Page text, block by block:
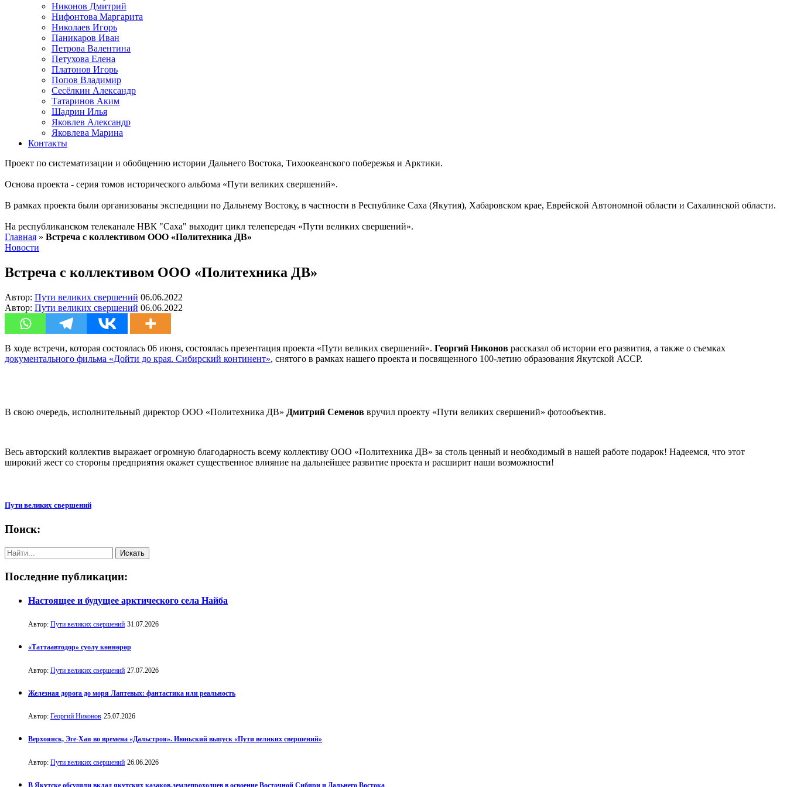
Никонов Дмитрий
Нифонтова Маргарита
Николаев Игорь
Паникаров Иван
Петрова Валентина
Петухова Елена
Платонов Игорь
Попов Владимир
Сесёлкин Александр
Татаринов Аким
Шадрин Илья
Яковлев Александр
Яковлева Марина
Контакты
Проект по систематизации и обобщению истории Дальнего Востока, Тихоокеанского побережья и Арктики.
Основа проекта - серия томов исторического альбома «Пути великих свершений».
В рамках проекта были организованы экспедиции по Дальнему Востоку, в частности в Республике Саха (Якутия), Хабаровском крае, Еврейской Автономной области и Сахалинской области.
На республиканском телеканале НВК "Саха" выходит цикл телепередач «Пути великих свершений».
Главная » Встреча с коллективом ООО «Политехника ДВ»
Новости
Встреча с коллективом ООО «Политехника ДВ»
Автор: Пути великих свершений 06.06.2022
Автор: Пути великих свершений 06.06.2022
В ходе встречи, которая состоялась 06 июня, состоялась презентация проекта «Пути великих свершений». Георгий Никонов рассказал об истории его развития, а также о съемках
документального фильма «Дойти до края. Сибирский континент», снятого в рамках нашего проекта и посвященного 100-летию образования Якутской АССР.
В свою очередь, исполнительный директор ООО «Политехника ДВ» Дмитрий Семенов вручил проекту «Пути великих свершений» фотообъектив.
Весь авторский коллектив выражает огромную благодарность всему коллективу ООО «Политехника ДВ» за столь ценный и необходимый в нашей работе подарок! Надеемся, что этот
широкий жест со стороны предприятия окажет существенное влияние на дальнейшее развитие проекта и расширит наши возможности!
Пути великих свершений
Поиск:
Последние публикации:
Настоящее и будущее арктического села Найба
Автор: Пути великих свершений 31.07.2026
«Таттаавтодор» суолу көннөрөр
Автор: Пути великих свершений 27.07.2026
Железная дорога до моря Лаптевых: фантастика или реальность
Автор: Георгий Никонов 25.07.2026
Верхоянск, Эге-Хая во времена «Дальстроя». Июньский выпуск «Пути великих свершений»
Автор: Пути великих свершений 26.06.2026
В Якутске обсудили вклад якутских казаков-землепроходцев в освоение Восточной Сибири и Дальнего Востока